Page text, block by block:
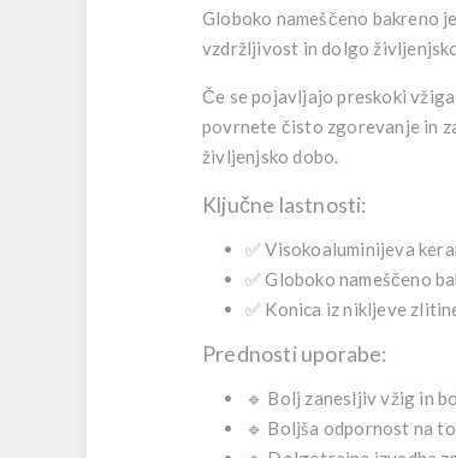
Globoko nameščeno bakreno
vzdržljivost in dolgo
Če se pojavljajo preskoki
povrnete čisto zgorevanje in
življenjsko dobo.
Ključne lastnosti:
✅ Visokoaluminijeva
✅ Globoko nameščeno
✅ Konica iz nikljeve
Prednosti uporabe:
🔹 Bolj zanesljiv vžig in
🔹 Boljša odpornost na